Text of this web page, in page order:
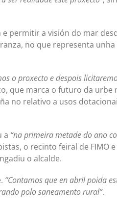
permitir a visión do mar
no que representa
o proxecto e despois
que marca o futuro da urbe
no relativo a usos
a “na primeira metade do ano
o recinto feiral de FIMO
o alcalde.
“Contamos que en abril poida
polo saneamento rural”.